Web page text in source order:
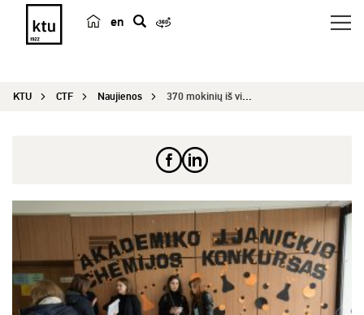
en
e
KTU CTF Naujienos 370 mokinių iš visos Lietuvos siekė pasitikrinti...